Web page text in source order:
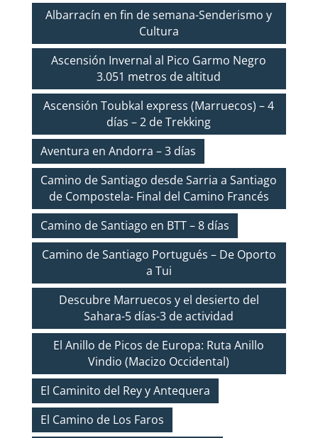
Albarracín en fin de semana-Senderismo y
Cultura
Ascensión Invernal al Pico Garmo Negro
3.051 metros de altitud
Ascensión Toubkal express (Marruecos) – 4
días – 2 de Trekking
Aventura en Andorra – 3 días
Camino de Santiago desde Sarria a Santiago
de Compostela- Final del Camino Francés
Camino de Santiago en BTT – 8 días
Camino de Santiago Portugués – De Oporto
a Tui
Descubre Marruecos y el desierto del
Sahara-5 días-3 de actividad
El Anillo de Picos de Europa: Ruta Anillo
Vindio (Macizo Occidental)
El Caminito del Rey y Antequera
El Camino de Los Faros